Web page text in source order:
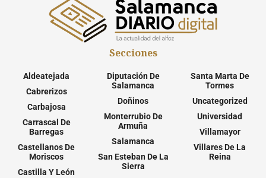
Secciones
Aldeatejada
Cabrerizos
Carbajosa
Carrascal De
Barregas
Castellanos De
Moriscos
Castilla Y León
Diputación De
Salamanca
Doñinos
Monterrubio De
Armuña
Salamanca
San Esteban De La
Sierra
Santa Marta De
Tormes
Uncategorized
Universidad
Villamayor
Villares De La
Reina